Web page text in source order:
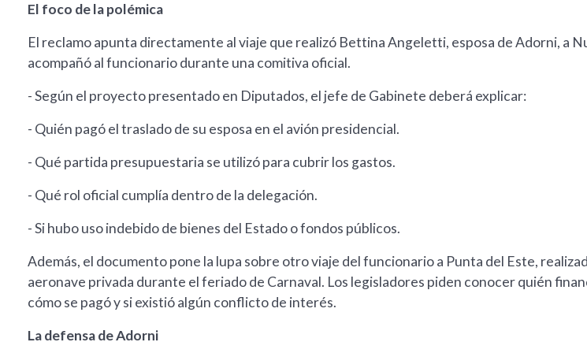
El foco de la polémica
El reclamo apunta directamente al viaje que realizó Bettina Angeletti, esposa de Adorni, a
acompañó al funcionario durante una comitiva oficial.
- Según el proyecto presentado en Diputados, el jefe de Gabinete deberá explicar:
- Quién pagó el traslado de su esposa en el avión presidencial.
- Qué partida presupuestaria se utilizó para cubrir los gastos.
- Qué rol oficial cumplía dentro de la delegación.
- Si hubo uso indebido de bienes del Estado o fondos públicos.
Además, el documento pone la lupa sobre otro viaje del funcionario a Punta del Este,
aeronave privada durante el feriado de Carnaval. Los legisladores piden conocer quién
cómo se pagó y si existió algún conflicto de interés.
La defensa de Adorni